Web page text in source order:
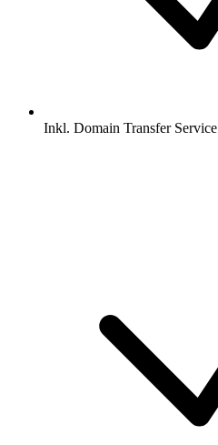
Inkl. Domain Transfer Service